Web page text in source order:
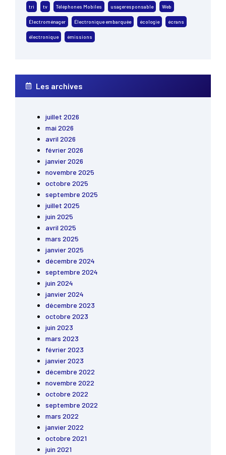
tri tv Téléphones Mobiles usageresponsable Web
Électroménager Électronique embarquée écologie écrans
électronique émissions
Les archives
juillet 2026
mai 2026
avril 2026
février 2026
janvier 2026
novembre 2025
octobre 2025
septembre 2025
juillet 2025
juin 2025
avril 2025
mars 2025
janvier 2025
décembre 2024
septembre 2024
juin 2024
janvier 2024
décembre 2023
octobre 2023
juin 2023
mars 2023
février 2023
janvier 2023
décembre 2022
novembre 2022
octobre 2022
septembre 2022
mars 2022
janvier 2022
octobre 2021
juin 2021